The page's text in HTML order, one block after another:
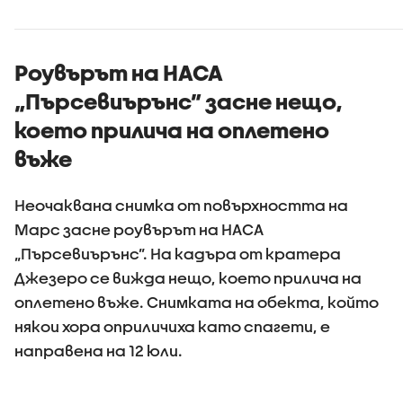
Варна
Роувърът на НАСА
„Пърсевиърънс” засне нещо,
което прилича на оплетено
въже
Неочаквана снимка от повърхността на
Марс засне роувърът на НАСА
„Пърсевиърънс”. На кадъра от кратера
Джезеро се вижда нещо, което прилича на
оплетено въже. Снимката на обекта, който
някои хора оприличиха като спагети, е
направена на 12 юли.